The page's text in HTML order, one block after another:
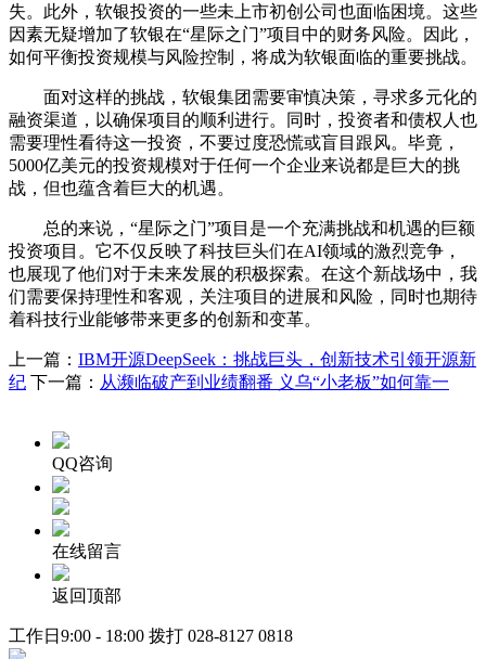
失。此外，软银投资的一些未上市初创公司也面临困境。这些
因素无疑增加了软银在“星际之门”项目中的财务风险。因此，
如何平衡投资规模与风险控制，将成为软银面临的重要挑战。
面对这样的挑战，软银集团需要审慎决策，寻求多元化的
融资渠道，以确保项目的顺利进行。同时，投资者和债权人也
需要理性看待这一投资，不要过度恐慌或盲目跟风。毕竟，
5000亿美元的投资规模对于任何一个企业来说都是巨大的挑
战，但也蕴含着巨大的机遇。
总的来说，“星际之门”项目是一个充满挑战和机遇的巨额
投资项目。它不仅反映了科技巨头们在AI领域的激烈竞争，
也展现了他们对于未来发展的积极探索。在这个新战场中，我
们需要保持理性和客观，关注项目的进展和风险，同时也期待
着科技行业能够带来更多的创新和变革。
上一篇： IBM开源DeepSeek：挑战巨头，创新技术引领开源新
纪 下一篇： 从濒临破产到业绩翻番 义乌“小老板”如何靠一
QQ咨询
在线留言
返回顶部
工作日9:00 - 18:00 拨打 028-8127 0818